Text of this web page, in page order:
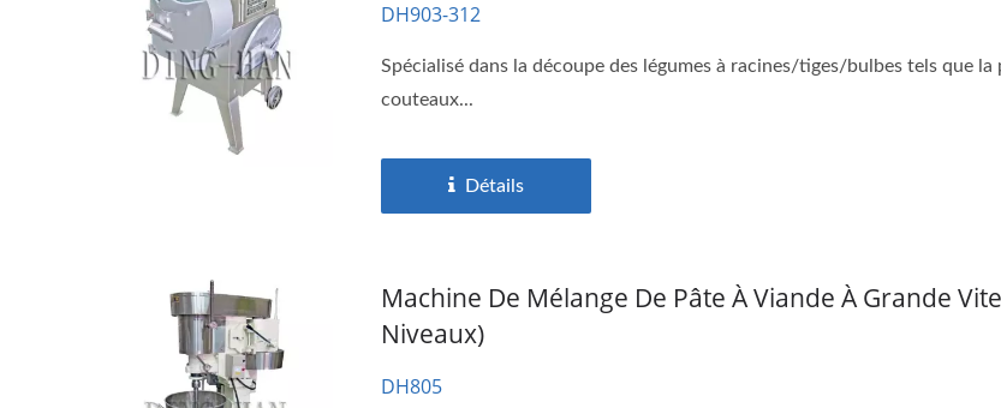
DH903-312
Spécialisé dans la découpe des légumes à racines/tiges/bulbes tels que
couteaux...
Détails
Machine De Mélange De Pâte À Viande À Grande
Niveaux)
DH805